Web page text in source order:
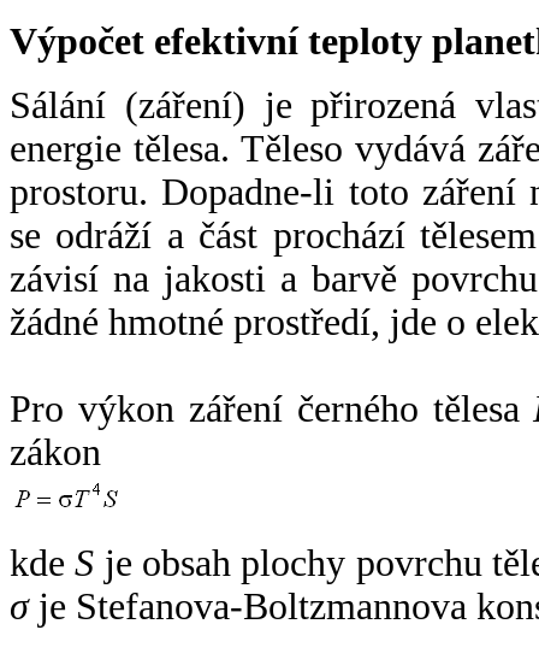
Výpočet efektivní teploty
Sálání (záření) je přirozená
energie tělesa. Těleso vydává
prostoru. Dopadne-li toto záření
se odráží a část prochází
závisí na jakosti a barvě
žádné hmotné prostředí, jde o
Pro výkon záření černého tělesa
zákon
kdeS je obsah plochy povrchu
σje Stefanova-Boltzmannova